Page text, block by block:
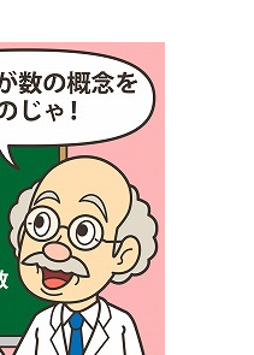
大学入学共通テスト利用選抜の
募集要項＆願書
大学院の資料請求
大学入学共通テスト「受験案
内」の請求